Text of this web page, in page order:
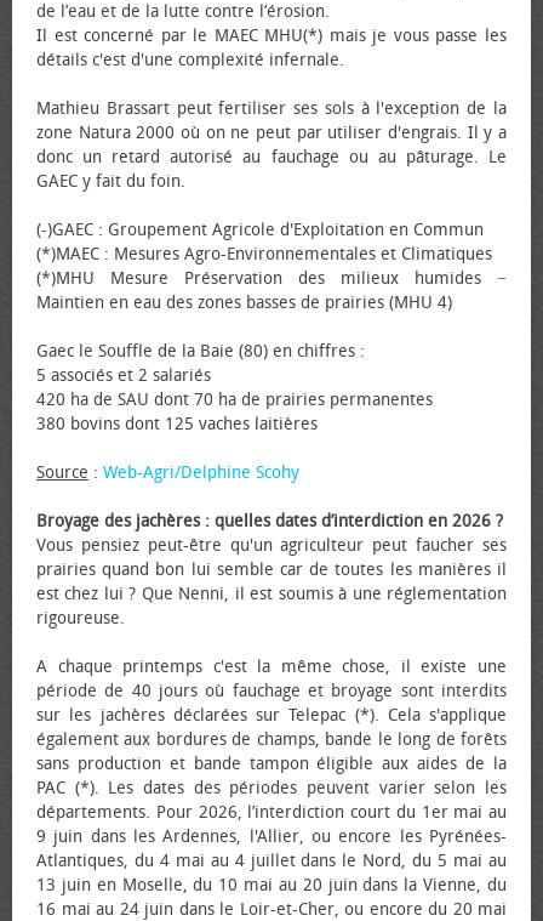
de l’eau et de la lutte contre l’érosion.
Il est concerné par le MAEC MHU(*) mais je vous passe les
détails c'est d'une complexité infernale.
Mathieu Brassart peut fertiliser ses sols à l'exception de la
zone Natura 2000 où on ne peut par utiliser d'engrais. Il y a
donc un retard autorisé au fauchage ou au pâturage. Le
GAEC y fait du foin.
(-)GAEC : Groupement Agricole d'Exploitation en Commun
(*)MAEC : Mesures Agro-Environnementales et Climatiques
(*)MHU Mesure Préservation des milieux humides −
Maintien en eau des zones basses de prairies (MHU 4)
Gaec le Souffle de la Baie (80) en chiffres :
5 associés et 2 salariés
420 ha de SAU dont 70 ha de prairies permanentes
380 bovins dont 125 vaches laitières
Source : Web-Agri/Delphine Scohy
Broyage des jachères : quelles dates d’interdiction en 2026 ?
Vous pensiez peut-être qu'un agriculteur peut faucher ses
prairies quand bon lui semble car de toutes les manières il
est chez lui ? Que Nenni, il est soumis à une réglementation
rigoureuse.
A chaque printemps c'est la même chose, il existe une
période de 40 jours où fauchage et broyage sont interdits
sur les jachères déclarées sur Telepac (*). Cela s'applique
également aux bordures de champs, bande le long de forêts
sans production et bande tampon éligible aux aides de la
PAC (*). Les dates des périodes peuvent varier selon les
départements. Pour 2026, l’interdiction court du 1er mai au
9 juin dans les Ardennes, l'Allier, ou encore les Pyrénées-
Atlantiques, du 4 mai au 4 juillet dans le Nord, du 5 mai au
13 juin en Moselle, du 10 mai au 20 juin dans la Vienne, du
16 mai au 24 juin dans le Loir-et-Cher, ou encore du 20 mai